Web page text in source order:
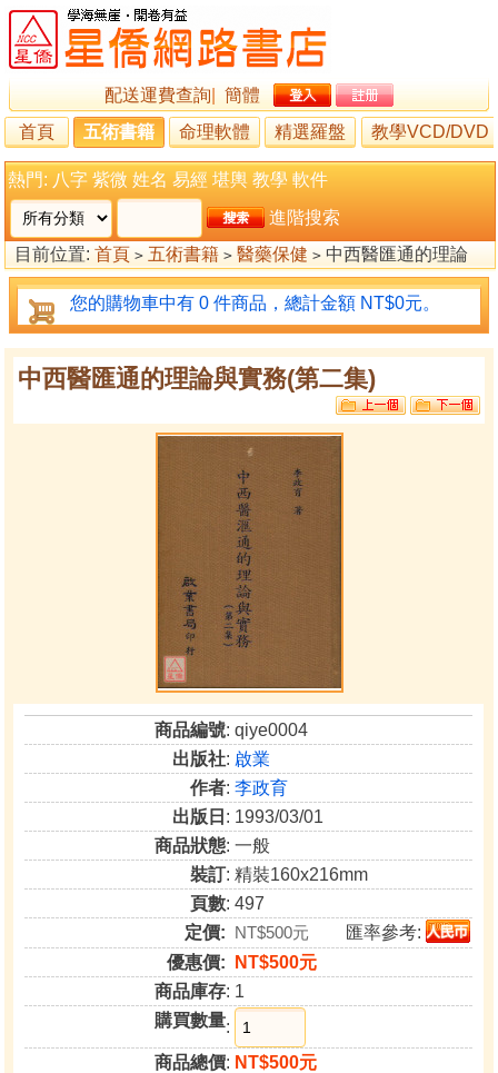
配送運費查詢
簡體
首頁
五術書籍 命理軟體 精選羅盤 教學VCD/DVD
熱門: 八字 紫微 姓名 易經 堪輿 教學 軟件
進階搜索
目前位置: 首頁 > 五術書籍 > 醫藥保健 > 中西醫匯通的理論
與實務(第二集)
您的購物車中有 0 件商品，總計金額 NT$0元。
中西醫匯通的理論與實務(第二集)
商品編號: qiye0004
出版社: 啟業
作者:李政育
出版日 : 1993/03/01
商品狀態: 一般
裝訂: 精裝160x216mm
頁數: 497
定價: NT$500元
匯率參考:
優惠價:
NT$500元
商品庫存: 1
購買數量:
商品總價: NT$500元